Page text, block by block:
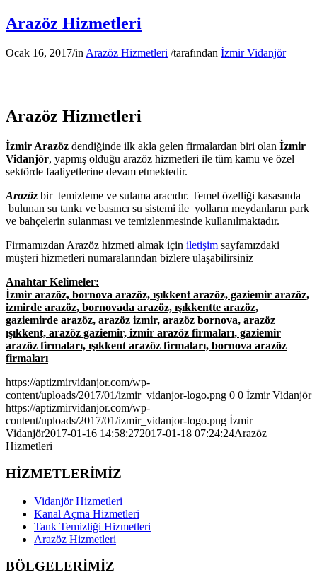
Arazöz Hizmetleri
Ocak 16, 2017/inArazöz Hizmetleri /tarafından İzmir Vidanjör
Arazöz Hizmetleri
İzmir Arazöz dendiğinde ilk akla gelen firmalardan biri olan İzmir
Vidanjör, yapmış olduğu arazöz hizmetleri ile tüm kamu ve özel
sektörde faaliyetlerine devam etmektedir.
Arazöz bir temizleme ve sulama aracıdır. Temel özelliği kasasında
bulunan su tankı ve basıncı su sistemi ile yolların meydanların park
ve bahçelerin sulanması ve temizlenmesinde kullanılmaktadır.
Firmamızdan Arazöz hizmeti almak için iletişim sayfamızdaki
müşteri hizmetleri numaralarından bizlere ulaşabilirsiniz
Anahtar Kelimeler:
İzmir arazöz, bornova arazöz, ışıkkent arazöz, gaziemir arazöz,
izmirde arazöz, bornovada arazöz, ışıkkentte arazöz,
gaziemirde arazöz, arazöz izmir, arazöz bornova, arazöz
ışıkkent, arazöz gaziemir, izmir arazöz firmaları, gaziemir
arazöz firmaları, ışıkkent arazöz firmaları, bornova arazöz
firmaları
https://aptizmirvidanjor.com/wp-
content/uploads/2017/01/izmir_vidanjor-logo.png 0 0 İzmir Vidanjör
https://aptizmirvidanjor.com/wp-
content/uploads/2017/01/izmir_vidanjor-logo.png İzmir
Vidanjör2017-01-16 14:58:272017-01-18 07:24:24Arazöz
Hizmetleri
HİZMETLERİMİZ
Vidanjör Hizmetleri
Kanal Açma Hizmetleri
Tank Temizliği Hizmetleri
Arazöz Hizmetleri
BÖLGELERİMİZ